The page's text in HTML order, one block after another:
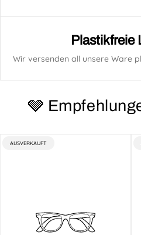
Plastikfreie
Wir versenden all unsere Ware
🩶
PRODUKTBEZEICHNUNG:
AUSVERKAUFT